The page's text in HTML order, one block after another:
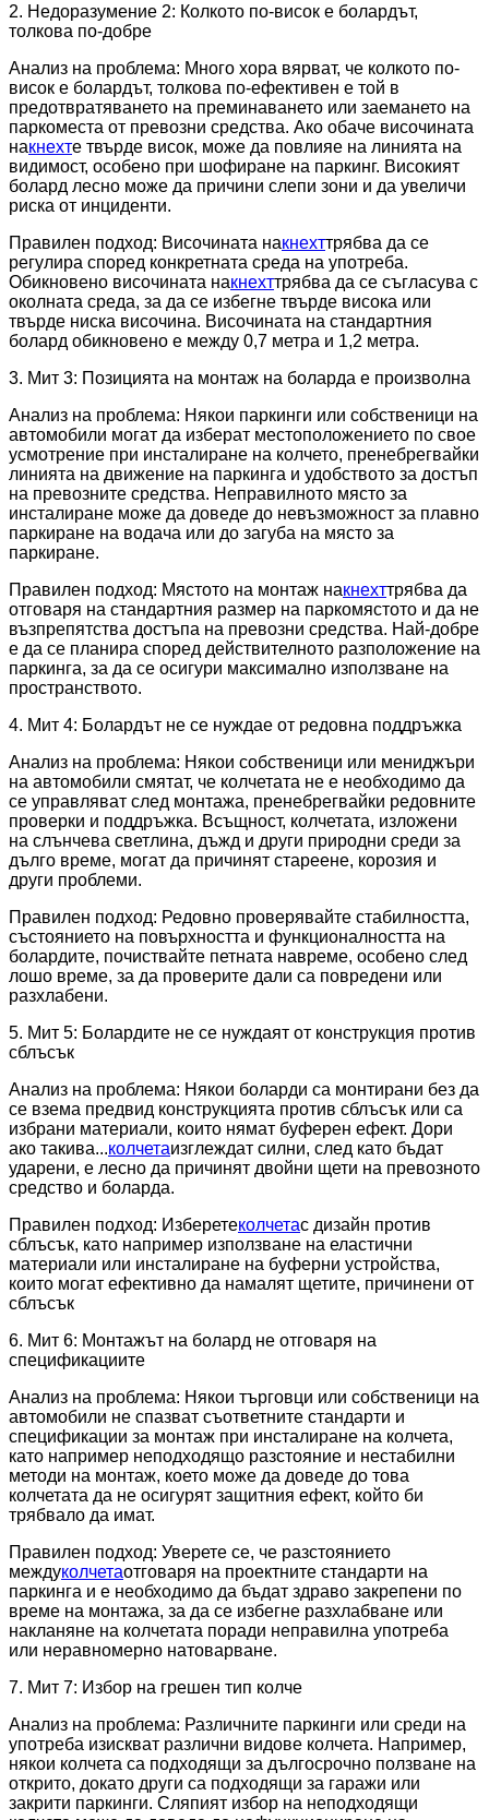
2. Недоразумение 2: Колкото по-висок е болардът,
толкова по-добре
Анализ на проблема: Много хора вярват, че колкото по-
висок е болардът, толкова по-ефективен е той в
предотвратяването на преминаването или заемането на
паркоместа от превозни средства. Ако обаче височината
накнехте твърде висок, може да повлияе на линията на
видимост, особено при шофиране на паркинг. Високият
болард лесно може да причини слепи зони и да увеличи
риска от инциденти.
Правилен подход: Височината накнехттрябва да се
регулира според конкретната среда на употреба.
Обикновено височината накнехттрябва да се съгласува с
околната среда, за да се избегне твърде висока или
твърде ниска височина. Височината на стандартния
болард обикновено е между 0,7 метра и 1,2 метра.
3. Мит 3: Позицията на монтаж на боларда е произволна
Анализ на проблема: Някои паркинги или собственици на
автомобили могат да изберат местоположението по свое
усмотрение при инсталиране на колчето, пренебрегвайки
линията на движение на паркинга и удобството за достъп
на превозните средства. Неправилното място за
инсталиране може да доведе до невъзможност за плавно
паркиране на водача или до загуба на място за
паркиране.
Правилен подход: Мястото на монтаж накнехттрябва да
отговаря на стандартния размер на паркомястото и да не
възпрепятства достъпа на превозни средства. Най-добре
е да се планира според действителното разположение на
паркинга, за да се осигури максимално използване на
пространството.
4. Мит 4: Болардът не се нуждае от редовна поддръжка
Анализ на проблема: Някои собственици или мениджъри
на автомобили смятат, че колчетата не е необходимо да
се управляват след монтажа, пренебрегвайки редовните
проверки и поддръжка. Всъщност, колчетата, изложени
на слънчева светлина, дъжд и други природни среди за
дълго време, могат да причинят стареене, корозия и
други проблеми.
Правилен подход: Редовно проверявайте стабилността,
състоянието на повърхността и функционалността на
болардите, почиствайте петната навреме, особено след
лошо време, за да проверите дали са повредени или
разхлабени.
5. Мит 5: Болардите не се нуждаят от конструкция против
сблъсък
Анализ на проблема: Някои боларди са монтирани без да
се взема предвид конструкцията против сблъсък или са
избрани материали, които нямат буферен ефект. Дори
ако такива...колчетаизглеждат силни, след като бъдат
ударени, е лесно да причинят двойни щети на превозното
средство и боларда.
Правилен подход: Изберетеколчетас дизайн против
сблъсък, като например използване на еластични
материали или инсталиране на буферни устройства,
които могат ефективно да намалят щетите, причинени от
сблъсък
6. Мит 6: Монтажът на болард не отговаря на
спецификациите
Анализ на проблема: Някои търговци или собственици на
автомобили не спазват съответните стандарти и
спецификации за монтаж при инсталиране на колчета,
като например неподходящо разстояние и нестабилни
методи на монтаж, което може да доведе до това
колчетата да не осигурят защитния ефект, който би
трябвало да имат.
Правилен подход: Уверете се, че разстоянието
междуколчетаотговаря на проектните стандарти на
паркинга и е необходимо да бъдат здраво закрепени по
време на монтажа, за да се избегне разхлабване или
накланяне на колчетата поради неправилна употреба
или неравномерно натоварване.
7. Мит 7: Избор на грешен тип колче
Анализ на проблема: Различните паркинги или среди на
употреба изискват различни видове колчета. Например,
някои колчета са подходящи за дългосрочно ползване на
открито, докато други са подходящи за гаражи или
закрити паркинги. Сляпият избор на неподходящи